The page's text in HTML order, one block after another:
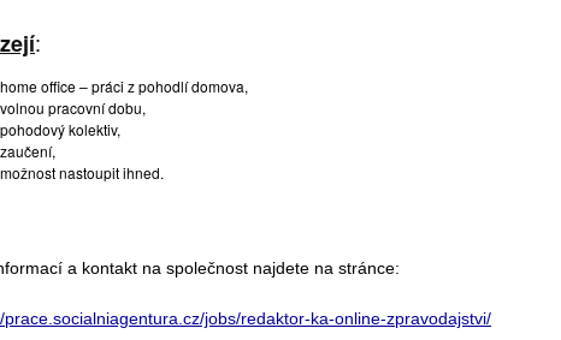
:
home office – práci z pohodlí domova,
volnou pracovní dobu,
pohodový kolektiv,
zaučení,
možnost nastoupit ihned.
a kontakt na společnost najdete na stránce:
prace.socialniagentura.cz/jobs/redaktor-ka-online-zpravodajstvi/